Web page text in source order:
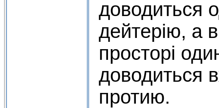
доводиться
дейтерію, а
просторі
доводиться
протию.